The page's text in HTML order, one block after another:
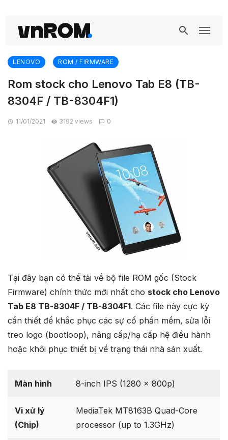
LENOVO ROM / FIRMWARE
Rom stock cho Lenovo Tab E8 (TB-
8304F / TB-8304F1)
11/01/2021 3192 views 0
Tại đây bạn có thể tải về bộ file ROM gốc (Stock
Firmware) chính thức mới nhất cho stock cho Lenovo
Tab E8 TB-8304F / TB-8304F1. Các file này cực kỳ
cần thiết để khắc phục các sự cố phần mềm, sửa lỗi
treo logo (bootloop), nâng cấp/hạ cấp hệ điều hành
hoặc khôi phục thiết bị về trạng thái nhà sản xuất.
Màn hình 8-inch IPS (1280 x 800p)
Vi xử lý
(Chip)
MediaTek MT8163B Quad-Core
processor (up to 1.3GHz)